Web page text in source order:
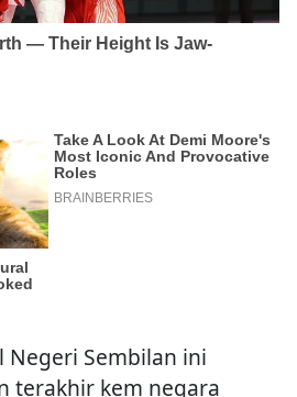
Negeri Sembilan ini
terakhir kem negara